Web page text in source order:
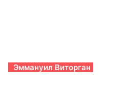
Эммануил Виторган